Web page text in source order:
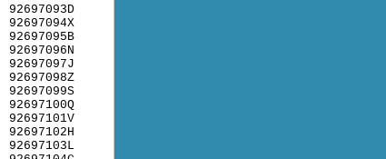
92697093D
92697094X
92697095B
92697096N
92697097J
92697098Z
92697099S
92697100Q
92697101V
92697102H
92697103L